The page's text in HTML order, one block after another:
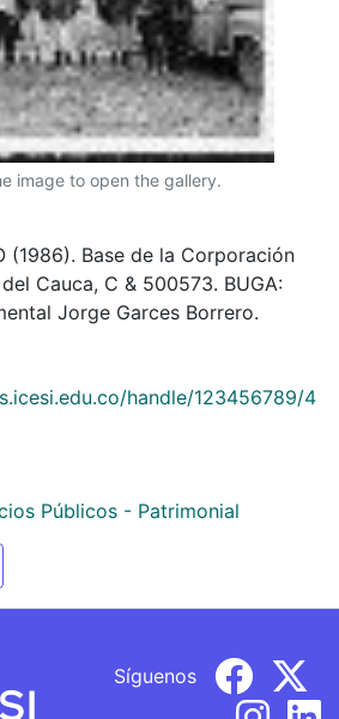
image to open the gallery.
(1986). Base de la Corporación
Cauca, C & 500573. BUGA:
Jorge Garces Borrero.
handle/123456789/4
Públicos - Patrimonial
Síguenos